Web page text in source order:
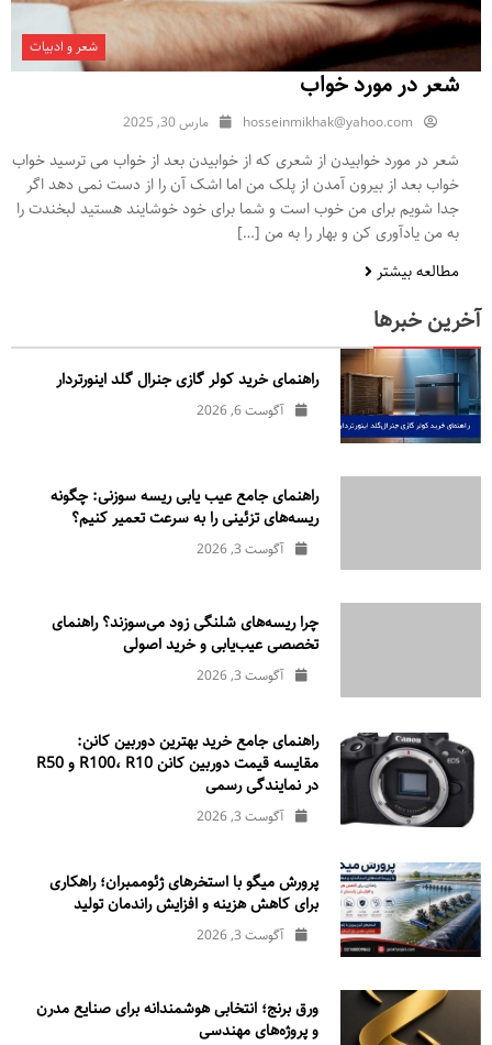
شعر و ادبیات
شعر در مورد خواب
hosseinmikhak@yahoo.com مارس 30, 2025
شعر در مورد خوابیدن از شعری که از خوابیدن بعد از خواب می ترسید خواب
خواب بعد از بیرون آمدن از پلک من اما اشک آن را از دست نمی دهد اگر
جدا شویم برای من خوب است و شما برای خود خوشایند هستید لبخندت را
به من یادآوری کن و بهار را به من […]
مطالعه بیشتر
آخرین خبرها
راهنمای خرید کولر گازی جنرال‌ گلد اینورتر‌دار
آگوست 6, 2026
راهنمای جامع عیب یابی ریسه سوزنی: چگونه
ریسه‌های تزئینی را به سرعت تعمیر کنیم؟
آگوست 3, 2026
چرا ریسه‌های شلنگی زود می‌سوزند؟ راهنمای
تخصصی عیب‌یابی و خرید اصولی
آگوست 3, 2026
راهنمای جامع خرید بهترین دوربین کانن:
مقایسه قیمت دوربین کانن R100، R10 و R50
در نمایندگی رسمی
آگوست 3, 2026
پرورش میگو با استخرهای ژئوممبران؛ راهکاری
برای کاهش هزینه و افزایش راندمان تولید
آگوست 3, 2026
ورق برنج؛ انتخابی هوشمندانه برای صنایع مدرن
و پروژه‌های مهندسی